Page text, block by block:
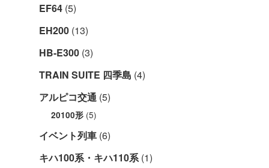
EF64 (5)
EH200 (13)
HB-E300 (3)
TRAIN SUITE 四季島 (4)
アルピコ交通 (5)
20100形 (5)
イベント列車 (6)
キハ100系・キハ110系(1)